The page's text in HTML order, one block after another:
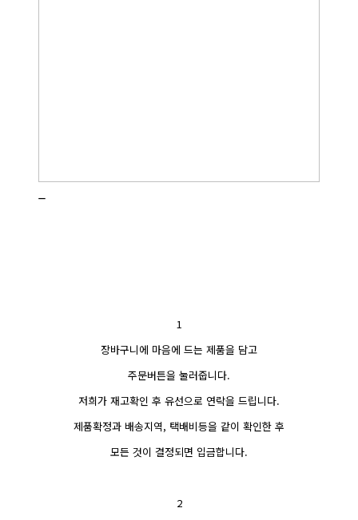
1
장바구니에 마음에 드는 제품을 담고
주문버튼을 눌러줍니다.
저희가 재고확인 후 유선으로 연락을 드립니다.
제품확정과 배송지역, 택배비등을 같이 확인한 후
모든 것이 결정되면 입금합니다.
2